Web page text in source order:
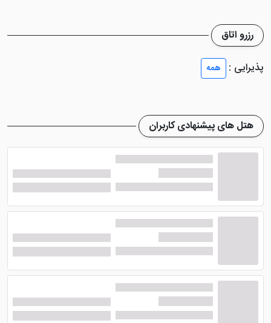
پردیسان مشهد
همان اندازه که هتل‌ های نزدیک حرم در میان مسافران تور
سبز بزرگ و کم نظیر هتل پردیسان مشهد و موقعیت
مکانی آن‌که از آلودگی‌های جوی، صوتی و ترافیکی مرکز شهر
دور است، این هتل را در ردیف هتل‌های محبوب ازنظر
موقعیت مکانی برای مسافران تور مشهد کرده است. هتل
جنب پارک صداوسیما قرار دارد.
آشنایی با هتل پردیسان مشهد
ازآنجاکه هتل پردیسان مشهد یکی از قدیمی‌های شهر
رزرو اتاق
پذیرایی :
همه
هتل های پیشنهادی کاربران